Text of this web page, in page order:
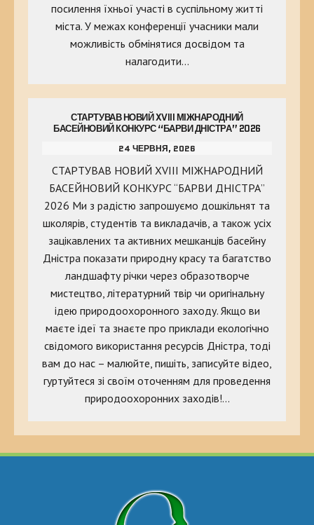
посилення їхньої участі в суспільному житті
міста. У межах конференції учасники мали
можливість обмінятися досвідом та
налагодити…
СТАРТУВАВ НОВИЙ XVIII МІЖНАРОДНИЙ
БАСЕЙНОВИЙ КОНКУРС “БАРВИ ДНІСТРА” 2026
24 ЧЕРВНЯ, 2026
СТАРТУВАВ НОВИЙ XVIII МІЖНАРОДНИЙ
БАСЕЙНОВИЙ КОНКУРС “БАРВИ ДНІСТРА”
2026 Ми з радістю запрошуємо дошкільнят та
школярів, студентів та викладачів, а також усіх
зацікавлених та активних мешканців басейну
Дністра показати природну красу та багатство
ландшафту річки через образотворче
мистецтво, літературний твір чи оригінальну
ідею природоохоронного заходу. Якщо ви
маєте ідеї та знаєте про приклади екологічно
свідомого використання ресурсів Дністра, тоді
вам до нас – малюйте, пишіть, записуйте відео,
гуртуйтеся зі своїм оточенням для проведення
природоохоронних заходів!…